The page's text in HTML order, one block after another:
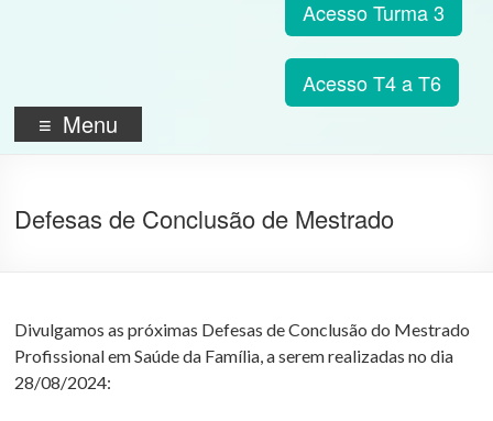
Acesso Turma 3
Acesso T4 a T6
Menu
Defesas de Conclusão de Mestrado
Divulgamos as próximas Defesas de Conclusão do Mestrado
Profissional em Saúde da Família, a serem realizadas no dia
28/08/2024: